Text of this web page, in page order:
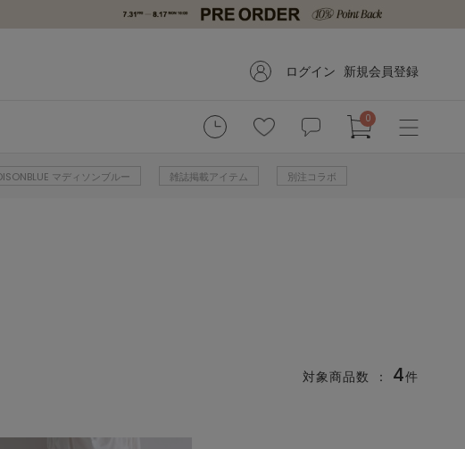
ログイン 新規会員登録
0
マディソンブルー 雑誌掲載アイテム 別注コラボ
対象商品数 ： 4件